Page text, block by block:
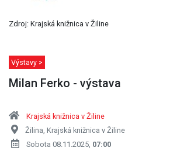
Zdroj: Krajská knižnica v Žiline
Výstavy >
Milan Ferko - výstava
Krajská knižnica v Žiline
Žilina, Krajská knižnica v Žiline
Sobota 08.11.2025, 07:00